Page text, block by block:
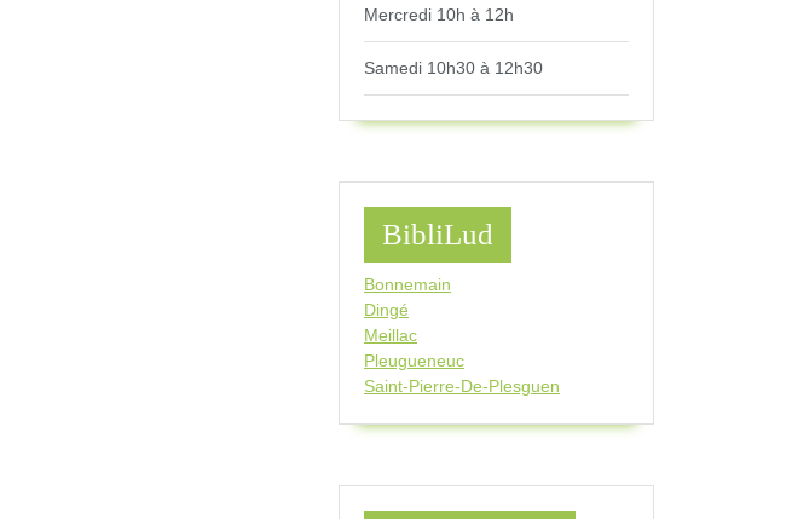
Mercredi 10h à 12h
Samedi 10h30 à 12h30
BibliLud
Bonnemain
Dingé
Meillac
Pleugueneuc
Saint-Pierre-De-Plesguen